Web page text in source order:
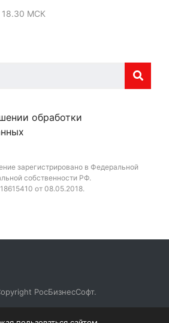
МСК
обработки
зарегистрировано в Федеральной
собственности РФ.
от 08.05.2018.
РосБизнесСофт.